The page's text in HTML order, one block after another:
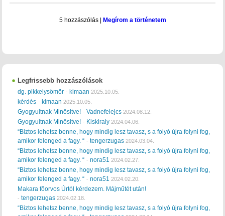
5 hozzászólás| Megírom a történetem
Legfrissebb hozzászólások
dg. pikkelysömör - klmaan 2025.10.05.
kérdés - klmaan 2025.10.05.
Gyogyultnak Minősitve! -Vadnefelejcs 2024.08.12.
Gyogyultnak Minősitve! - Kiskiraly 2024.04.06.
“Biztos lehetsz benne, hogy mindig lesz tavasz, s a folyó újra folyni fog,
amikor felenged a fagy. “ -tengerzugas 2024.03.04.
“Biztos lehetsz benne, hogy mindig lesz tavasz, s a folyó újra folyni fog,
amikor felenged a fagy. “ -nora51 2024.02.27.
“Biztos lehetsz benne, hogy mindig lesz tavasz, s a folyó újra folyni fog,
amikor felenged a fagy. “ -nora51 2024.02.20.
Makara főorvos Úrtól kérdezem. Májműtét után!
-tengerzugas 2024.02.18.
“Biztos lehetsz benne, hogy mindig lesz tavasz, s a folyó újra folyni fog,